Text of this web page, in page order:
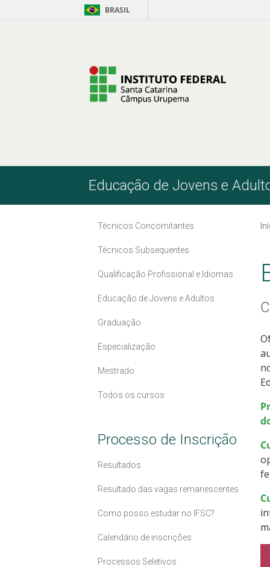
Pular para o Conteúdo BRASIL
Educação de Jovens e
Técnicos Concomitantes
Técnicos Subsequentes
Qualificação Profissional e Idiomas
Educação de Jovens e Adultos
Graduação
Especialização
Mestrado
Todos os cursos
Processo de Inscrição
Resultados
Resultado das vagas remanescentes
Como posso estudar no IFSC?
Calendário de inscrições
Processos Seletivos